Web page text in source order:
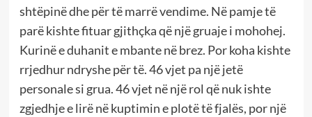
shtëpinë dhe për të marrë vendime. Në pamje të
parë kishte fituar gjithçka që një gruaje i mohohej.
Kurinë e duhanit e mbante në brez. Por koha kishte
rrjedhur ndryshe për të. 46 vjet pa një jetë
personale si grua. 46 vjet në një rol që nuk ishte
zgjedhje e lirë në kuptimin e plotë të fjalës, por një